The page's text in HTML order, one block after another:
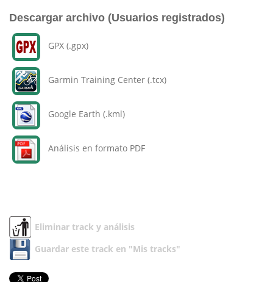
Descargar archivo (Usuarios registrados)
GPX (.gpx)
Garmin Training Center (.tcx)
Google Earth (.kml)
Análisis en formato PDF
Eliminar track y análisis
Guardar este track en "Mis tracks"